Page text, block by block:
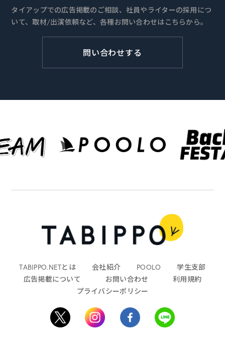
タイアップでの広告掲載のご相談、社員やライターの採用につ
いて、取材/出演依頼など、各種お問い合わせはこちらから。
問い合わせする
TABIPPO.NETとは 会社紹介 POOLO
学生支部
広告掲載について
お問い合わせ
利用規約
プライバシーポリシー